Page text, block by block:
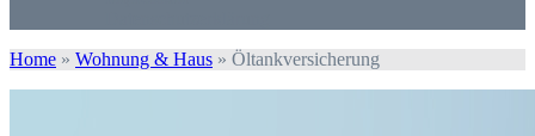
Home » Wohnung & Haus » Öltankversicherung